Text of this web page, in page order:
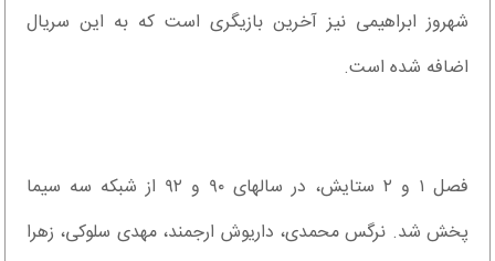
شهروز ابراهیمی نیز آخرین بازیگری است که به این سریال
اضافه شده است.
فصل ۱ و ۲ ستایش، در سالهای ۹۰ و ۹۲ از شبکه سه سیما
پخش شد. نرگس محمدی، داریوش ارجمند، مهدی سلوکی، زهرا